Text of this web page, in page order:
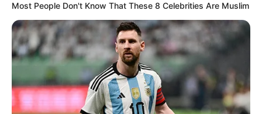
Most People Don't Know That These 8 Celebrities Are Muslim